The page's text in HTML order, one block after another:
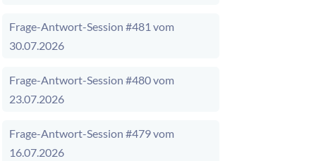
Frage-Antwort-Session #481 vom
30.07.2026
Frage-Antwort-Session #480 vom
23.07.2026
Frage-Antwort-Session #479 vom
16.07.2026